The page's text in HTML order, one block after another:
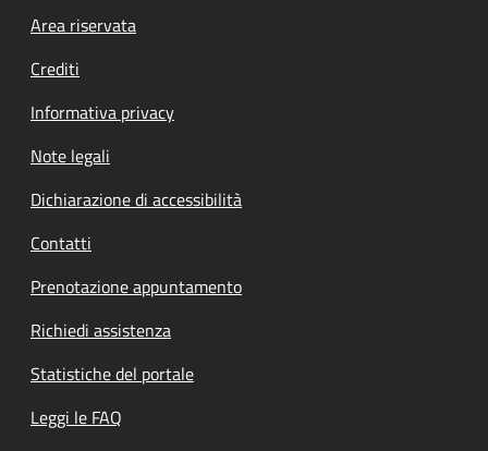
Footer menu
Area riservata
Crediti
Informativa privacy
Note legali
Dichiarazione di accessibilità
Contatti
Prenotazione appuntamento
Richiedi assistenza
Statistiche del portale
Leggi le FAQ